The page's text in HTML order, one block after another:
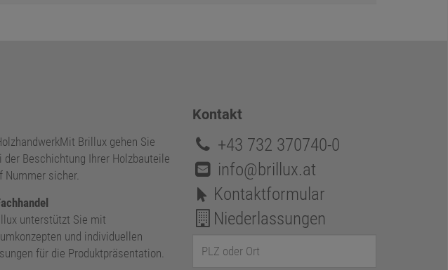
Brillux gehen Sie
der Beschichtung Ihrer Holzbauteile
Nummer sicher.
unterstützt Sie mit
und individuellen
für die Produktpräsentation.
Kontakt
+43 732 370740-0
info@brillux.at
Kontaktformular
Niederlassungen